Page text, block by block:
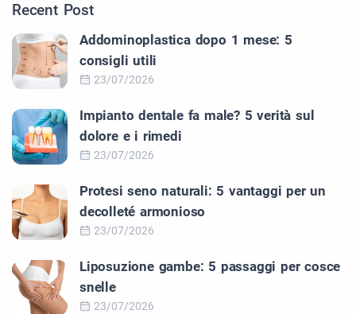
Recent Post
Addominoplastica dopo 1 mese: 5
consigli utili
23/07/2026
Impianto dentale fa male? 5 verità sul
dolore e i rimedi
23/07/2026
Protesi seno naturali: 5 vantaggi per un
decolleté armonioso
23/07/2026
Liposuzione gambe: 5 passaggi per cosce
snelle
23/07/2026